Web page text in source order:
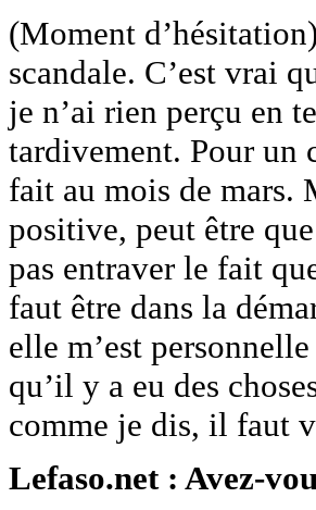
(Moment
scandale. C’est vrai
je n’ai rien perçu en
tardivement. Pour un
fait au mois de mars.
positive, peut être
pas entraver le fait
faut être dans la
elle m’est
qu’il y a eu des
comme je dis, il faut
Lefaso.net : Avez-